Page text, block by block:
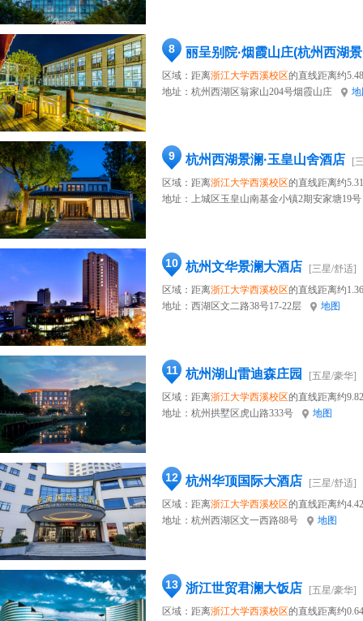
8 丽呈别院·烟霞山庄(杭州西湖
区域：距离浙江大学西溪校区的直线距离约
地址： 杭州西湖区翁家山204号烟霞山庄
9 杭州西湖景澜·玉皇山舍酒店
[
区域：距离浙江大学西溪校区的直线距离约
地址： 上城区玉皇山南基金小镇2期安家塘19号
10 杭州文华景澜大酒店
[三星/舒适]
区域：距离浙江大学西溪校区的直线距离约
地址： 西湖区文二路38号17-22层 地图
11 杭州湖山雷迪森庄园
[五星/豪华]
区域：距离浙江大学西溪校区的直线距离约
地址： 杭州拱墅区虎山路333号 地图
12 杭州华顶国际大酒店
[三星/舒适]
区域：距离浙江大学西溪校区的直线距离约
地址： 杭州西湖区文一西路88号 地图
13 浙江世贸君澜大饭店
[五星/豪华]
区域：距离浙江大学西溪校区的直线距离约